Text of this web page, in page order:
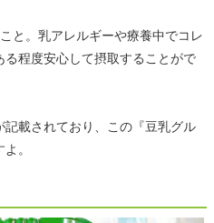
と。乳アレルギーや療養中でコレ
程度安心して摂取することがで
載されており、この『豆乳グル
。